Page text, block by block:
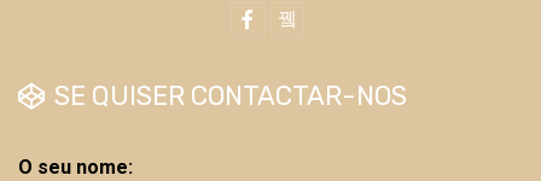
SE QUISER CONTACTAR-NOS
O seu nome: